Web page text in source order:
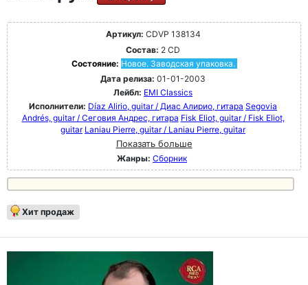
Артикул: CDVP 138134
Состав: 2 CD
Состояние: Новое. Заводская упаковка.
Дата релиза: 01-01-2003
Лейбл: EMI Classics
Исполнители: Díaz Alirio, guitar / Диас Алирио, гитара Segovia
Andrés, guitar / Сеговия Андрес, гитара Fisk Eliot, guitar / Fisk Eliot,
guitar Laniau Pierre, guitar / Laniau Pierre, guitar
Показать больше
Жанры: Сборник
Хит продаж